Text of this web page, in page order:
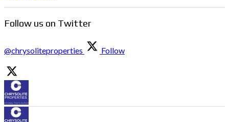
Follow us on Twitter
@chrysoliteproperties Follow